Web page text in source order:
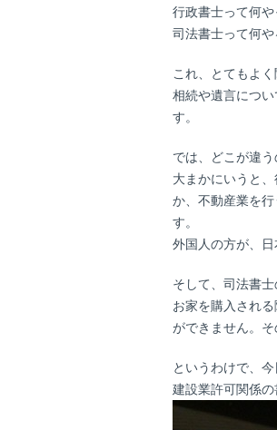
行政書士って何や
司法書士って何や
これ、とてもよく
相続や遺言につ
す。
では、どこが違う
大まかにいうと
か、不動産業を
す。
外国人の方が、
そして、司法書
お家を購入され
ができません。
というわけで、
建設業許可関係の